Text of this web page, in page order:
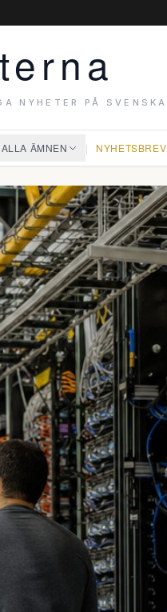
NYHETER PÅ SVENSKA
ALLA ÄMNEN | NYHETSBREV